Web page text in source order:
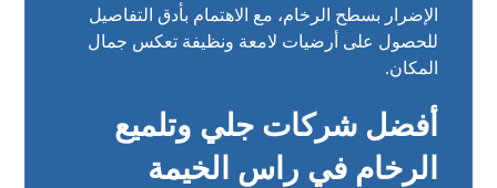
الإضرار بسطح الرخام، مع الاهتمام بأدق التفاصيل
للحصول على أرضيات لامعة ونظيفة تعكس جمال
المكان.
أفضل شركات جلي وتلميع
الرخام في راس الخيمة